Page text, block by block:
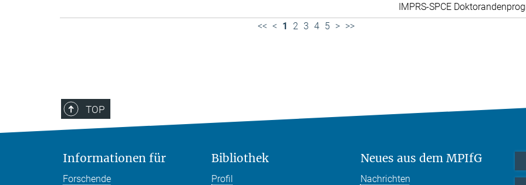
IMPRS-SPCE
<< < 1 2 3 4 5 > >>
TOP
Informationen für
Forschende
Bibliothek
Profil
Neues aus dem MPIfG
Nachrichten